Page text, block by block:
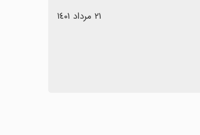
٢١ مرداد ١٤٠١